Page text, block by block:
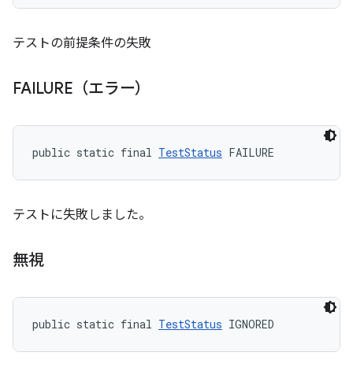
テストの前提条件の失敗
FAILURE（エラー）
public static final TestStatus FAILURE
テストに失敗しました。
無視
public static final TestStatus IGNORED